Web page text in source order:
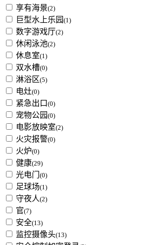
享有海景(2)
巨型水上乐园 (1)
数字游戏厅(2)
休闲泳池(2)
休息室(1)
双水槽(0)
淋浴区(5)
电灶(0)
紧急出口 (0)
宠物公园 (0)
电影放映室(2)
火灾报警(0)
火炉(0)
健康(29)
光电门 (0)
足球场(1)
守夜人(2)
官(7)
安全(13)
监控摄像头(13)